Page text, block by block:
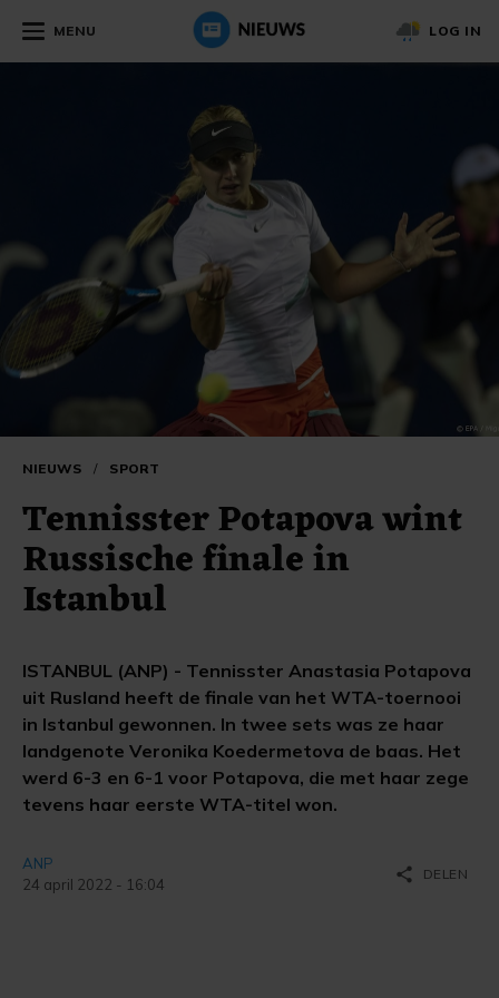
MENU LOG IN
NIEUWS / SPORT
Tennisster Potapova wint
Russische finale in
Istanbul
ISTANBUL (ANP) - Tennisster Anastasia Potapova
uit Rusland heeft de finale van het WTA-toernooi
in Istanbul gewonnen. In twee sets was ze haar
landgenote Veronika Koedermetova de baas. Het
werd 6-3 en 6-1 voor Potapova, die met haar zege
tevens haar eerste WTA-titel won.
ANP
24 april 2022 - 16:04
share DELEN